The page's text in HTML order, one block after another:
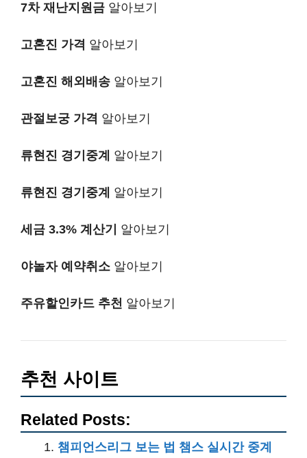
7차 재난지원금 알아보기
고혼진 가격 알아보기
고혼진 해외배송 알아보기
관절보궁 가격 알아보기
류현진 경기중계 알아보기
류현진 경기중계 알아보기
세금 3.3% 계산기 알아보기
야놀자 예약취소 알아보기
주유할인카드 추천 알아보기
추천 사이트
Related Posts:
챔피언스리그 보는 법 챔스 실시간 중계